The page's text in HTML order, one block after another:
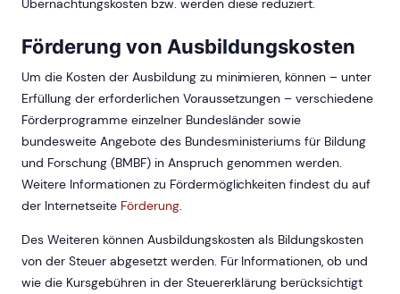
Übernachtungskosten bzw. werden diese reduziert.
Förderung von Ausbildungskosten
Um die Kosten der Ausbildung zu minimieren, können – unter
Erfüllung der erforderlichen Voraussetzungen – verschiedene
Förderprogramme einzelner Bundesländer sowie
bundesweite Angebote des Bundesministeriums für Bildung
und Forschung (BMBF) in Anspruch genommen werden.
Weitere Informationen zu Fördermöglichkeiten findest du auf
der Internetseite Förderung.
Des Weiteren können Ausbildungskosten als Bildungskosten
von der Steuer abgesetzt werden. Für Informationen, ob und
wie die Kursgebühren in der Steuererklärung berücksichtigt